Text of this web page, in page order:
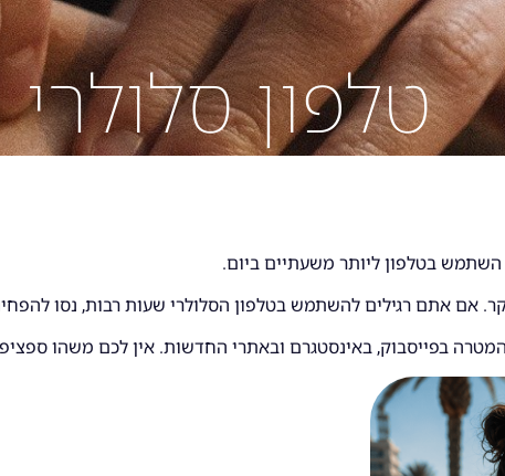
טלפון סלולרי
בטלפון ליותר משעתיים ביום.
אם אתם רגילים להשתמש בטלפון הסלולרי שעות רבות, נסו
בפייסבוק, באינסטגרם ובאתרי החדשות. אין לכם משהו